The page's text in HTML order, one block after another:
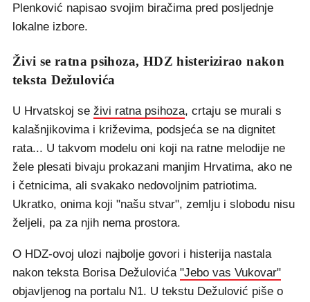
Plenković napisao svojim biračima pred posljednje
lokalne izbore.
Živi se ratna psihoza, HDZ histerizirao nakon
teksta Dežulovića
U Hrvatskoj se živi ratna psihoza, crtaju se murali s
kalašnjikovima i križevima, podsjeća se na dignitet
rata... U takvom modelu oni koji na ratne melodije ne
žele plesati bivaju prokazani manjim Hrvatima, ako ne
i četnicima, ali svakako nedovoljnim patriotima.
Ukratko, onima koji "našu stvar", zemlju i slobodu nisu
željeli, pa za njih nema prostora.
O HDZ-ovoj ulozi najbolje govori i histerija nastala
nakon teksta Borisa Dežulovića "Jebo vas Vukovar"
objavljenog na portalu N1. U tekstu Dežulović piše o